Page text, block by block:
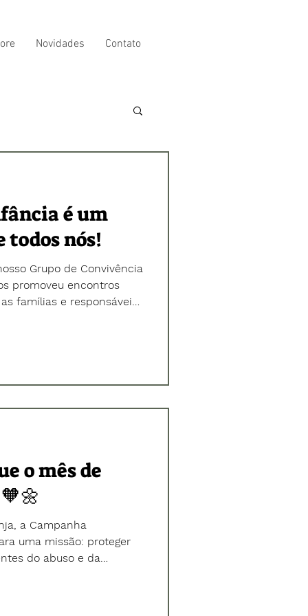
Novidades Contato
é um
todos nós!
Grupo de Convivência
promoveu encontros
famílias e responsáveis
que conduziram um
o mês de
a Campanha
uma missão: proteger
do abuso e da